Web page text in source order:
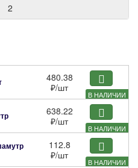
2
В НАЛИЧИИ
480.38
₽/шт
В НАЛИЧИИ
638.22
₽/шт
В НАЛИЧИИ
112.8
₽/шт